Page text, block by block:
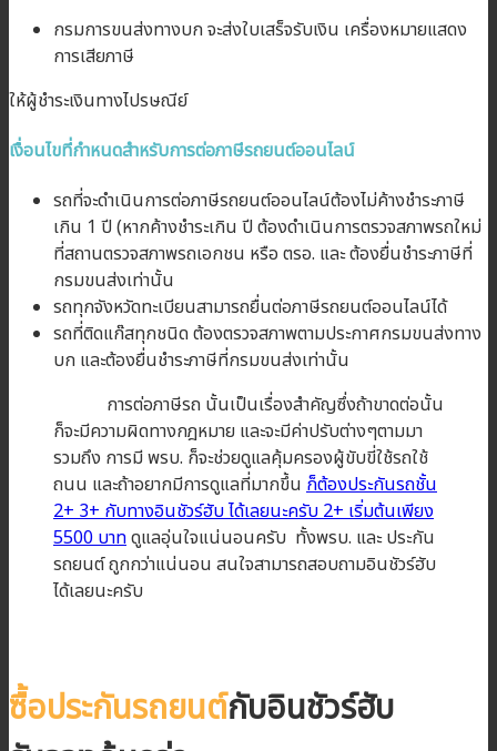
กรมการขนส่งทางบก จะส่งใบเสร็จรับเงิน เครื่องหมายแสดง
การเสียภาษี
ให้ผู้ชำระเงินทางไปรษณีย์
เงื่อนไขที่กำหนดสำหรับการต่อภาษีรถยนต์ออนไลน์
รถที่จะดำเนินการต่อภาษีรถยนต์ออนไลน์ต้องไม่ค้างชำระภาษี
เกิน 1 ปี (หากค้างชำระเกิน ปี ต้องดำเนินการตรวจสภาพรถใหม่
ที่สถานตรวจสภาพรถเอกชน หรือ ตรอ. และ ต้องยื่นชำระภาษีที่
กรมขนส่งเท่านั้น
รถทุกจังหวัดทะเบียนสามารถยื่นต่อภาษีรถยนต์ออนไลน์ได้
รถที่ติดแก๊สทุกชนิด ต้องตรวจสภาพตามประกาศกรมขนส่งทาง
บก และต้องยื่นชำระภาษีที่กรมขนส่งเท่านั้น
การต่อภาษีรถ นั้นเป็นเรื่องสำคัญซึ่งถ้าขาดต่อนั้น
ก็จะมีความผิดทางกฎหมาย และจะมีค่าปรับต่างๆตามมา
รวมถึง การมี พรบ. ก็จะช่วยดูแลคุ้มครองผู้ขับขี่ใช้รถใช้
ถนน และถ้าอยากมีการดูแลที่มากขึ้น ก็ต้องประกันรถชั้น
2+ 3+ กับทางอินชัวร์ฮับ ได้เลยนะครับ 2+ เริ่มต้นเพียง
5500 บาทดูแลอุ่นใจแน่นอนครับ ทั้งพรบ. และ ประกัน
รถยนต์ ถูกกว่าแน่นอน สนใจสามารถสอบถามอินชัวร์ฮับ
ได้เลยนะครับ
ซื้อประกันรถยนต์กับอินชัวร์ฮับ